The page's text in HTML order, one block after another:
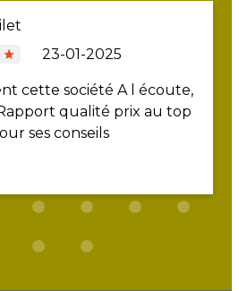
23-01-2025
cette société A l écoute,
qualité prix au top
ses conseils